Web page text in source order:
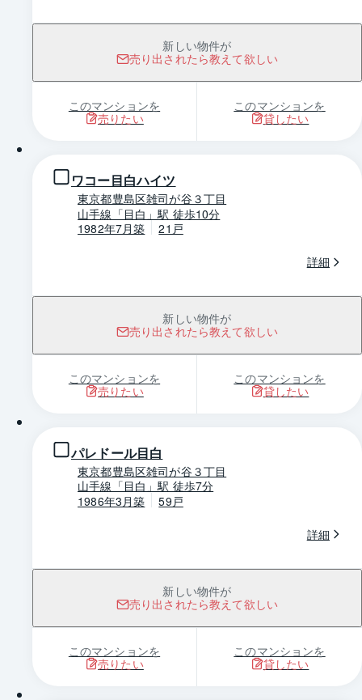
新しい物件が
売り出されたら教えて欲しい
このマンションを
売りたい
このマンションを
貸したい
ワコー目白ハイツ
東京都豊島区雑司が谷３丁目
山手線「目白」駅 徒歩10分
1982年7月築
21戸
詳細
新しい物件が
売り出されたら教えて欲しい
このマンションを
売りたい
このマンションを
貸したい
パレドール目白
東京都豊島区雑司が谷３丁目
山手線「目白」駅 徒歩7分
1986年3月築
59戸
詳細
新しい物件が
売り出されたら教えて欲しい
このマンションを
売りたい
このマンションを
貸したい